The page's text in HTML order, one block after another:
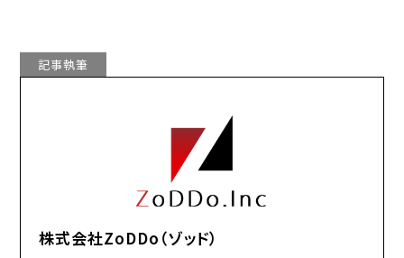
記事執筆
株式会社ZoDDo（ゾッド）